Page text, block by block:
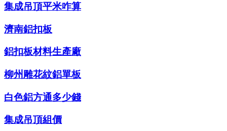
集成吊頂平米咋算
濟南鋁扣板
鋁扣板材料生產廠
柳州雕花紋鋁單板
白色鋁方通多少錢
集成吊頂組價